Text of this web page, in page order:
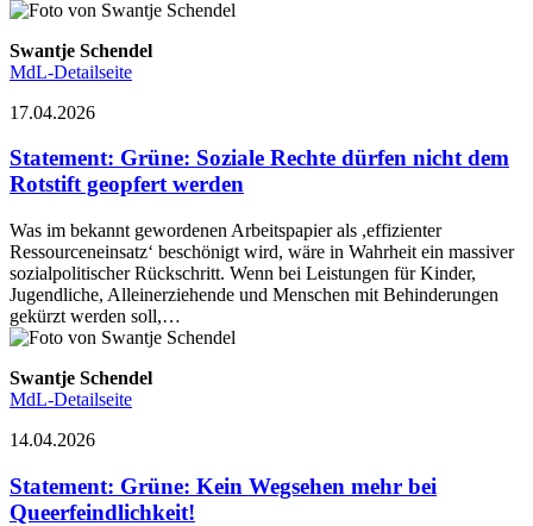
Swantje Schendel
MdL-Detailseite
17.04.2026
Statement: Grüne: Soziale Rechte dürfen nicht dem
Rotstift geopfert werden
Was im bekannt gewordenen Arbeitspapier als ,effizienter
Ressourceneinsatz‘ beschönigt wird, wäre in Wahrheit ein massiver
sozialpolitischer Rückschritt. Wenn bei Leistungen für Kinder,
Jugendliche, Alleinerziehende und Menschen mit Behinderungen
gekürzt werden soll,…
Swantje Schendel
MdL-Detailseite
14.04.2026
Statement: Grüne: Kein Wegsehen mehr bei
Queerfeindlichkeit!